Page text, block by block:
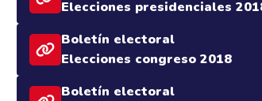
Elecciones presidenciales
Boletín electoral
Elecciones congreso 2018
Boletín electoral